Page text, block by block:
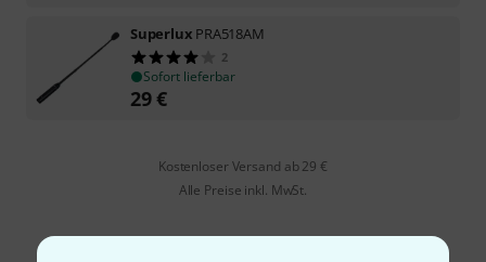
Superlux PRA518AM
2
Sofort lieferbar
29€
Kostenloser Versand ab 29 €
Alle Preise inkl. MwSt.